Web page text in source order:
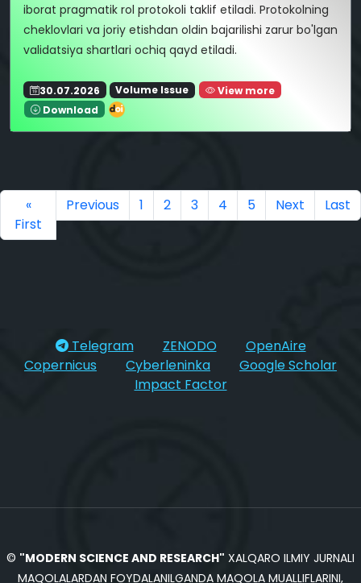
iborat pragmatik rol protokoli taklif etiladi. Protokolning
cheklovlari va joriy etishdan oldin bajarilishi zarur bo'lgan
validatsiya shartlari ochiq qayd etiladi.
30.07.2026 Volume Issue
View more
Download
«
First
Previous 1 2 3 4 5 Next Last
Telegram ZENODO
OpenAire
Copernicus
Cyberleninka
Google Scholar
Impact Factor
© "MODERN SCIENCE AND RESEARCH" XALQARO ILMIY JURNALI
MAQOLALARDAN FOYDALANILGANDA MAQOLA MUALLIFLARINI,